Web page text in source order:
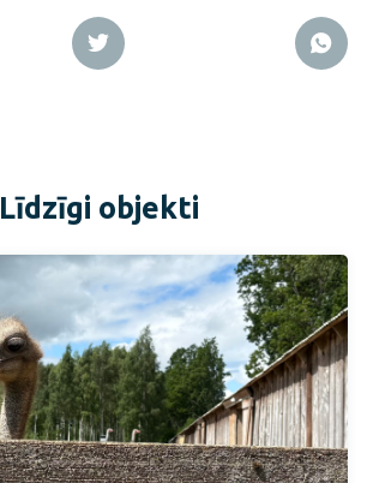
Līdzīgi objekti